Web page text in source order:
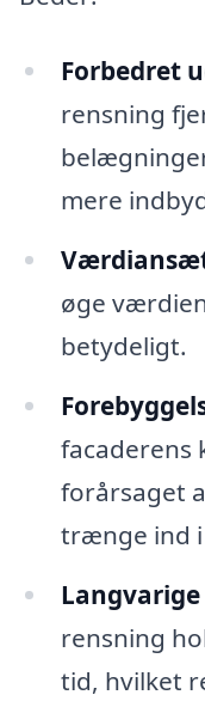
Forbedret
rensning
mere
øge
betydeligt.
facaderens
forårsaget
trænge ind
rensning
tid, hvilket